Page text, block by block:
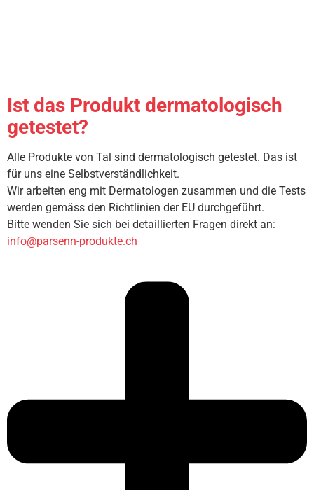
Ist das Produkt dermatologisch
getestet?
Alle Produkte von Tal sind dermatologisch getestet. Das ist
für uns eine Selbstverständlichkeit.
Wir arbeiten eng mit Dermatologen zusammen und die Tests
werden gemäss den Richtlinien der EU durchgeführt.
Bitte wenden Sie sich bei detaillierten Fragen direkt an:
info@parsenn-produkte.ch